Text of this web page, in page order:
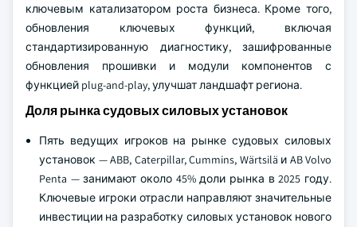
ключевым катализатором роста бизнеса. Кроме того,
обновления ключевых функций, включая
стандартизированную диагностику, зашифрованные
обновления прошивки и модули компонентов с
функцией plug-and-play, улучшат ландшафт региона.
Доля рынка судовых силовых установок
Пять ведущих игроков на рынке судовых силовых
установок — ABB, Caterpillar, Cummins, Wärtsilä и AB Volvo
Penta — занимают около 45% доли рынка в 2025 году.
Ключевые игроки отрасли направляют значительные
инвестиции на разработку силовых установок нового